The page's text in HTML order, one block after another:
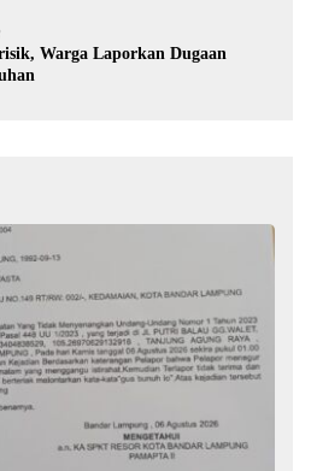
Warga Laporkan Dugaan